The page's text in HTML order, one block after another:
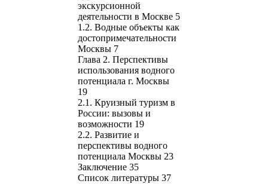
экскурсионной
деятельности в Москве 5
1.2. Водные объекты как
достопримечательности
Москвы 7
Глава 2. Перспективы
использования водного
потенциала г. Москвы
19
2.1. Круизный туризм в
России: вызовы и
возможности 19
2.2. Развитие и
перспективы водного
потенциала Москвы 23
Заключение 35
Список литературы 37